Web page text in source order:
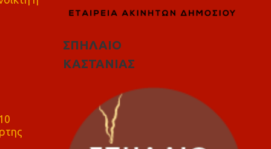
ΣΠΗΛΑΙΟ
ΚΑΣΤΑΝΙΑΣ